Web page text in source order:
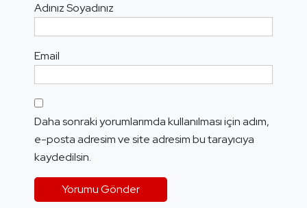
Adınız Soyadınız
Email
Daha sonraki yorumlarımda kullanılması için adım,
e-posta adresim ve site adresim bu tarayıcıya
kaydedilsin.